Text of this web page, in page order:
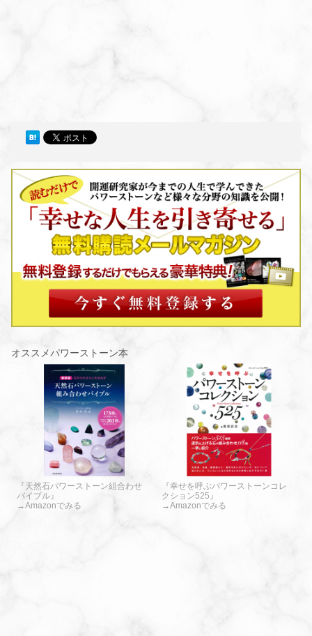
オススメパワーストーン本
『天然石パワーストーン組合わせ
バイブル』
→Amazonでみる
『幸せを呼ぶパワーストーンコレ
クション525』
→Amazonでみる